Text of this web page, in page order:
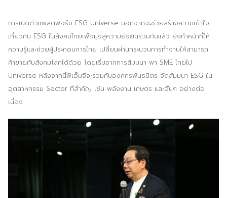
การเปิดตัวแพลตฟอร์ม ESG Universe นอกจากจะช่วยสร้างความเข้าใจ
เกี่ยวกับ ESG ในสังคมไทยเพื่อมุ่งสู่ความยั่งยืนร่วมกันแล้ว ยังทำหน้าที่ให้
ความรู้และช่วยผู้ประกอบการไทย เปลี่ยนผ่านกระบวนการทำงานให้สามารถ
ค้าขายกับสังคมโลกได้ด้วย โดยเริ่มจากการสัมมนา พา SME ไทยไป
Universe หลังจากนี้พีเอ็มจีจะร่วมกับองค์กรพันธมิตร จัดสัมมนา ESG ใน
อุตสาหกรรม Sector ที่สำคัญ เช่น พลังงาน เกษตร และอื่นๆ อย่างต่อ
เนื่อง